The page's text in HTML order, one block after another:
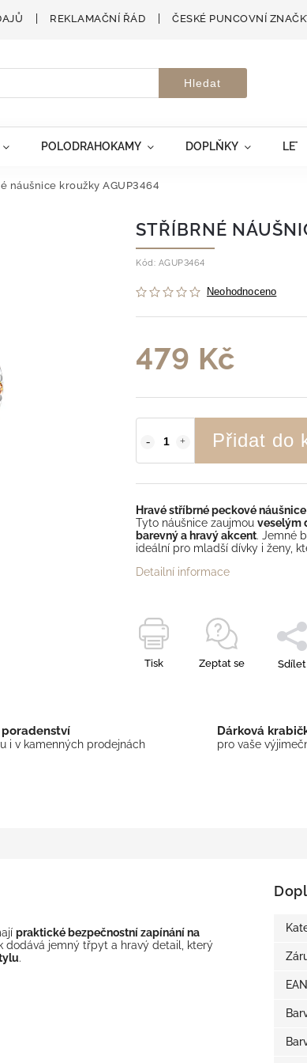
REKLAMAČNÍ ŘÁD ČESKÉ PUNCOVNÍ
Hledat
POLODRAHOKAMY DOPLŇKY
náušnice kroužky AGUP3464
STŘÍBRNÉ
Kód: AGUP3464
Neohodnoceno
479 Kč
Přidat do
Hravé stříbrné peckové
Tyto náušnice zaujmou veselým
barevný a hravý akcent. Jemné
ideální pro mladší dívky i ženy,
Detailní informace
Tisk Zeptat se Sdílet
i v kamenných prodejnách
Dárková
pro vaše
praktické bezpečnostní zapínání na
dodává jemný třpyt a hravý detail, který
.
EAN